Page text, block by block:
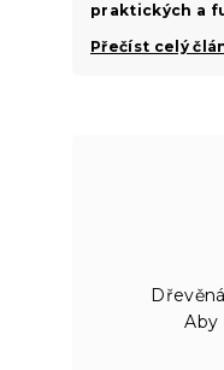
praktických a
Přečíst celý
Aby